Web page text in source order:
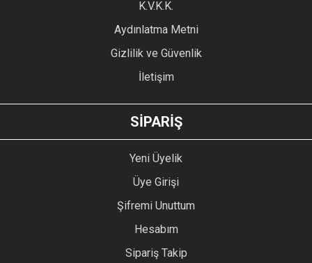
GÖNDER
K.V.K.K.
Aydınlatma Metni
Gizlilik ve Güvenlik
İletişim
SİPARİŞ
Yeni Üyelik
Üye Girişi
Şifremi Unuttum
Hesabım
Sipariş Takip